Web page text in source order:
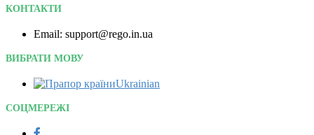
КОНТАКТИ
Email: support@rego.in.ua
ВИБРАТИ МОВУ
Ukrainian‎
СОЦМЕРЕЖІ